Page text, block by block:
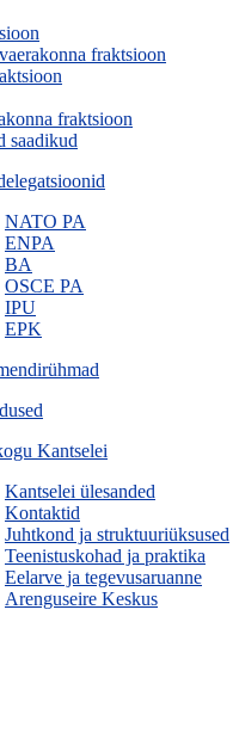
fraktsioon
fraktsioon
saadikud
NATO PA
ENPA
BA
OSCE PA
IPU
EPK
Kantselei
Kantselei ülesanded
Kontaktid
Juhtkond ja struktuuriüksused
Teenistuskohad ja praktika
Eelarve ja tegevusaruanne
Arenguseire Keskus